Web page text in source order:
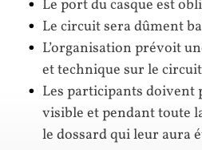
Le port du casque est
Le circuit sera dûment
L’organisation prévoit
et technique sur le
Les participants doivent
visible et pendant toute
le dossard qui leur aura